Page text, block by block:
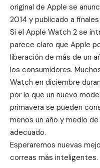
original de Apple se
2014 y publicado a
Si el Apple Watch 2 se
parece claro que Apple
liberación de más de un
los consumidores.
Watch en diciembre
por lo que un nuevo
primavera se pueden
menos un año y medio
adecuado.
Esperaremos nuevas
correas más inteligentes.